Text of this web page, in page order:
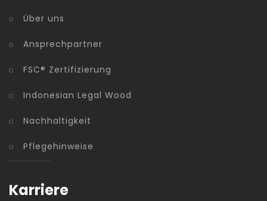
Über uns
Ansprechpartner
FSC® Zertifizierung
Indonesian Legal Wood
Nachhaltigkeit
Pflegehinweise
Karriere